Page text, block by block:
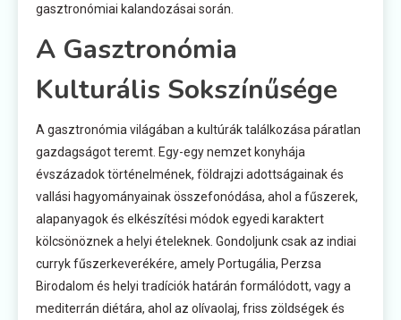
gasztronómiai kalandozásai során.
A Gasztronómia
Kulturális Sokszínűsége
A gasztronómia világában a kultúrák találkozása páratlan
gazdagságot teremt. Egy-egy nemzet konyhája
évszázadok történelmének, földrajzi adottságainak és
vallási hagyományainak összefonódása, ahol a fűszerek,
alapanyagok és elkészítési módok egyedi karaktert
kölcsönöznek a helyi ételeknek. Gondoljunk csak az indiai
curryk fűszerkeverékére, amely Portugália, Perzsa
Birodalom és helyi tradíciók határán formálódott, vagy a
mediterrán diétára, ahol az olívaolaj, friss zöldségek és